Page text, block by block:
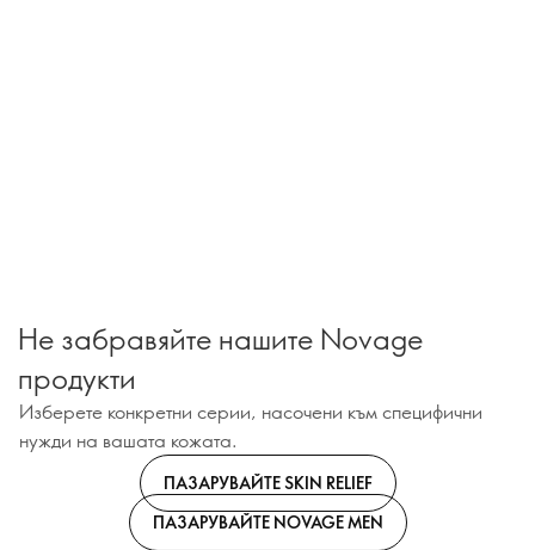
Не забравяйте нашите Novage
продукти
Изберете конкретни серии, насочени към специфични
нужди на вашата кожата.
ПАЗАРУВАЙТЕ SKIN RELIEF
ПАЗАРУВАЙТЕ NOVAGE MEN